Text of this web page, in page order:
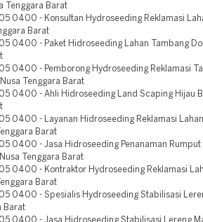
Tenggara Barat
0400 - Konsultan Hydroseeding Reklamasi
Barat
0400 - Paket Hidroseeding Lahan Tambang
0400 - Pemborong Hydroseeding Reklamasi
Tenggara Barat
0400 - Ahli Hidroseeding Land Scaping Hijau
0400 - Layanan Hidroseeding Reklamasi
Barat
0400 - Jasa Hidroseeding Penanaman Rumput
Tenggara Barat
0400 - Kontraktor Hydroseeding Reklamasi
Barat
0400 - Spesialis Hydroseeding Stabilisasi
Barat
0400 - Jasa Hidroseeding Stabilisasi Lereng